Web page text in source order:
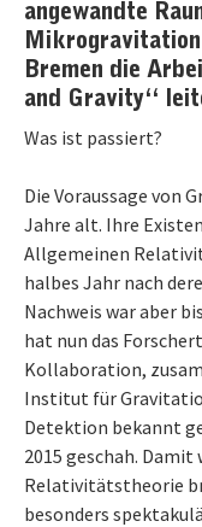
angewandte
Bremen die
and Gravity“
Was ist passiert?
Die Voraussage von
Jahre alt. Ihre
Allgemeinen
halbes Jahr nach
Nachweis war aber
hat nun das
Kollaboration,
Institut für
Detektion bekannt
2015 geschah.
Relativitätstheorie
besonders